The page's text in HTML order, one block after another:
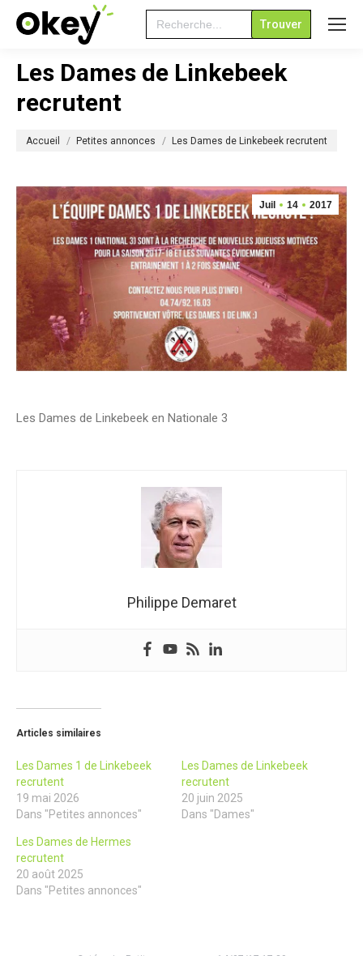
Search
for:
Les Dames de Linkebeek
recrutent
Accueil Petites annonces Les Dames de Linkebeek recrutent
Juil 14 2017
Les Dames de Linkebeek en Nationale 3
Philippe Demaret
Articles similaires
Les Dames 1 de Linkebeek
recrutent
19 mai 2026
Dans "Petites annonces"
Les Dames de Linkebeek
recrutent
20 juin 2025
Dans "Dames"
Les Dames de Hermes
recrutent
20 août 2025
Dans "Petites annonces"